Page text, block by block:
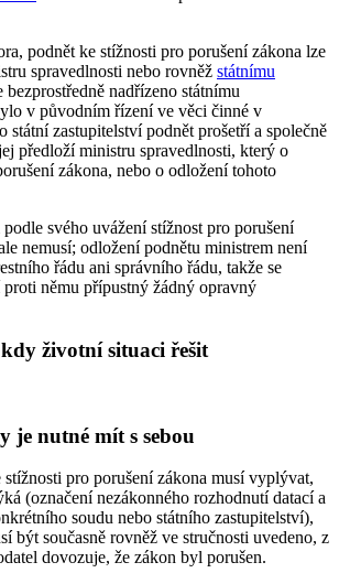
podnět ke stížnosti pro porušení zákona lze
spravedlnosti nebo rovněž státnímu
bezprostředně nadřízeno státnímu
v původním řízení ve věci činné v
státní zastupitelství podnět prošetří a společně
předloží ministru spravedlnosti, který o
zákona, nebo o odložení tohoto
svého uvážení stížnost pro porušení
nemusí; odložení podnětu ministrem není
řádu ani správního řádu, takže se
němu přípustný žádný opravný
životní situaci řešit
je nutné mít s sebou
stížnosti pro porušení zákona musí vyplývat,
(označení nezákonného rozhodnutí datací a
soudu nebo státního zastupitelství),
být současně rovněž ve stručnosti uvedeno, z
dovozuje, že zákon byl porušen.